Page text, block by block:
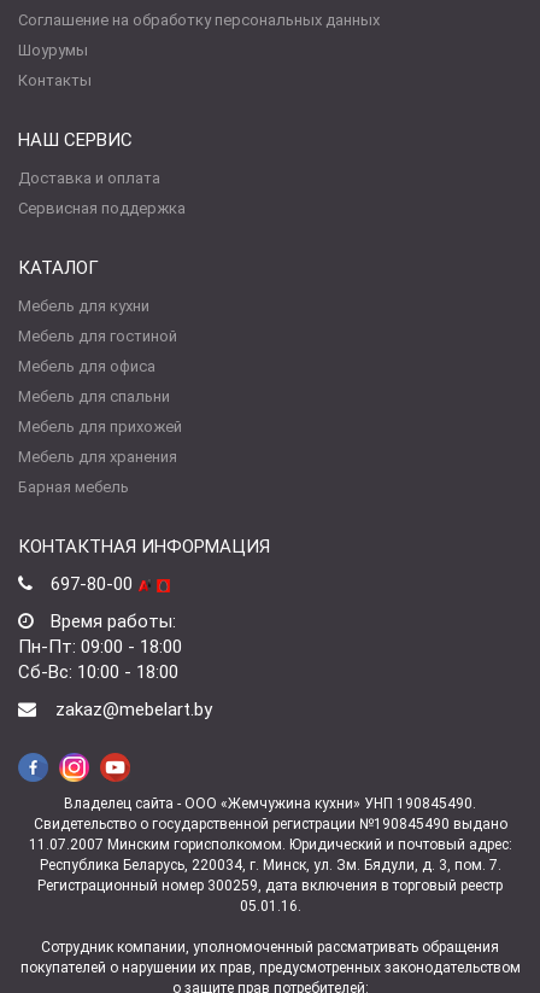
Соглашение на обработку персональных данных
Шоурумы
Контакты
НАШ СЕРВИС
Доставка и оплата
Сервисная поддержка
КАТАЛОГ
Мебель для кухни
Мебель для гостиной
Мебель для офиса
Мебель для спальни
Мебель для прихожей
Мебель для хранения
Барная мебель
КОНТАКТНАЯ ИНФОРМАЦИЯ
697-80-00
Время работы:
Пн-Пт: 09:00 - 18:00
Сб-Вс: 10:00 - 18:00
zakaz@mebelart.by
Владелец сайта - ООО «Жемчужина кухни» УНП 190845490.
Свидетельство о государственной регистрации №190845490 выдано
11.07.2007 Минским горисполкомом. Юридический и почтовый адрес:
Республика Беларусь, 220034, г. Минск, ул. Зм. Бядули, д. 3, пом. 7.
Регистрационный номер 300259, дата включения в торговый реестр
05.01.16.
Сотрудник компании, уполномоченный рассматривать обращения
покупателей о нарушении их прав, предусмотренных законодательством
о защите прав потребителей: